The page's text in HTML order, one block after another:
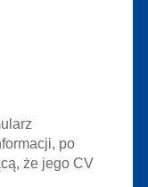
po
że jego CV